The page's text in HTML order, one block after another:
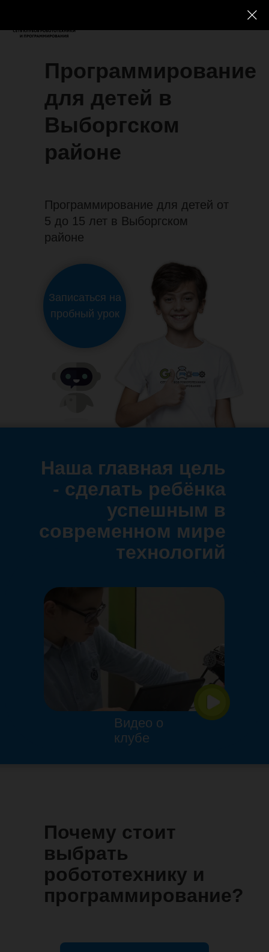
Программирование
для детей в
Выборгском
районе
Программирование для детей от
5 до 15 лет в Выборгском
районе
Записаться на
пробный урок
Видео о
клубе
Наша главная цель
- сделать ребёнка
успешным в
современном мире
технологий
Почему стоит
выбрать
робототехнику и
программирование?